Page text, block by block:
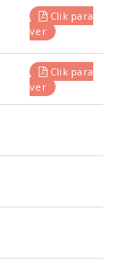
Clik para
ver
Clik para
ver